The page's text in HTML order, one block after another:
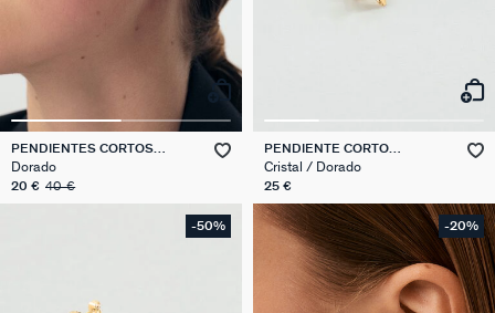
PENDIENTES CORTOS
BLOSSOM
Dorado
20 € 40 €
PENDIENTE CORTO
INDIVIDUAL ESTRELLAS MIX
& MATCH
Cristal / Dorado
25 €
-50% -20%